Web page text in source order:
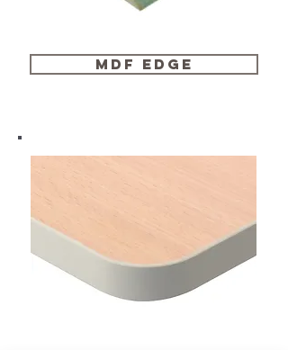
MDF EDGE